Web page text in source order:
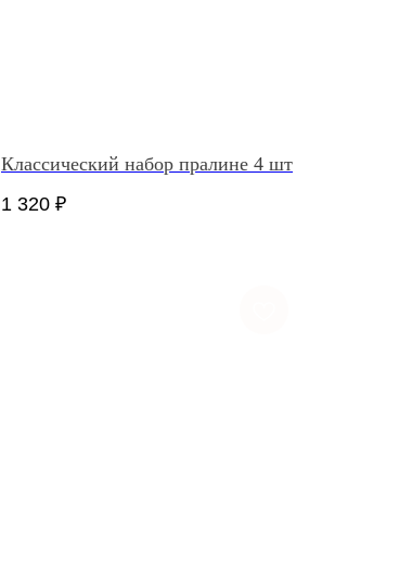
Классический набор пралине 4 шт
1 320 ₽